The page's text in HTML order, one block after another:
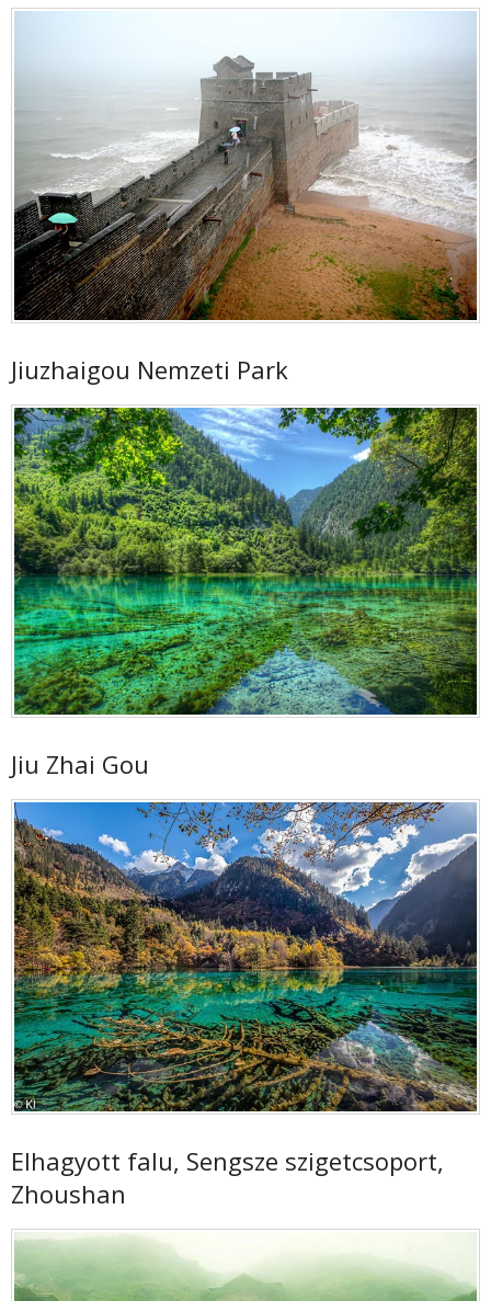
Jiuzhaigou Nemzeti Park
Jiu Zhai Gou
Elhagyott falu, Sengsze szigetcsoport,
Zhoushan